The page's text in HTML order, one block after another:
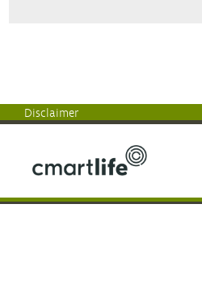
Disclaimer